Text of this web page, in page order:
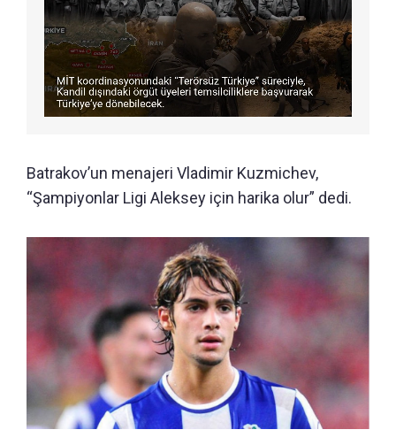
Batrakov’un menajeri Vladimir Kuzmichev,
“Şampiyonlar Ligi Aleksey için harika olur” dedi.